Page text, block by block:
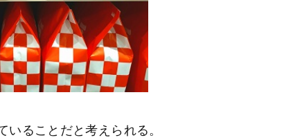
ることだと考えられる。